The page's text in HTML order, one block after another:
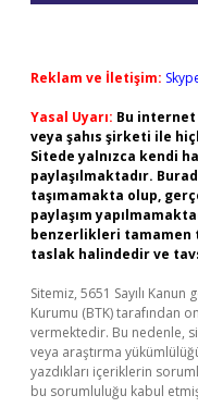
Reklam ve İletişim:
Yasal Uyarı: Bu
veya şahıs şirketi ile
Sitede yalnızca kendi
paylaşılmaktadır.
taşımamakta olup,
paylaşım
benzerlikleri tamamen
taslak halindedir ve
Sitemiz, 5651 Sayılı
Kurumu (BTK) tarafından
vermektedir. Bu nedenle,
veya araştırma
yazdıkları içeriklerin
bu sorumluluğu kabul etmiş